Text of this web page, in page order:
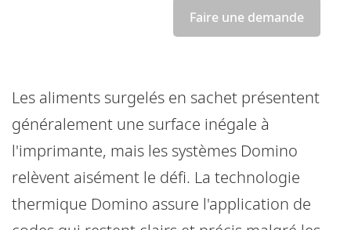
Faire une demande
Les aliments surgelés en sachet présentent
généralement une surface inégale à
l'imprimante, mais les systèmes Domino
relèvent aisément le défi. La technologie
thermique Domino assure l'application de